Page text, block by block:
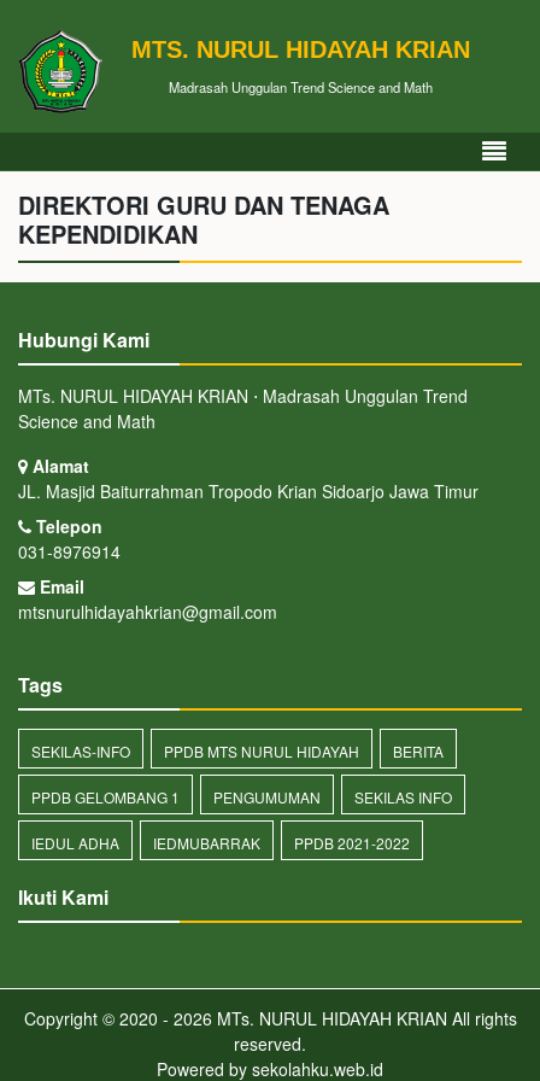
MTS. NURUL HIDAYAH KRIAN
Madrasah Unggulan Trend Science and Math
DIREKTORI GURU DAN TENAGA
KEPENDIDIKAN
Hubungi Kami
MTs. NURUL HIDAYAH KRIAN ⋅ Madrasah Unggulan Trend
Science and Math
Alamat
JL. Masjid Baiturrahman Tropodo Krian Sidoarjo Jawa Timur
Telepon
031-8976914
Email
mtsnurulhidayahkrian@gmail.com
Tags
SEKILAS-INFO PPDB MTS NURUL HIDAYAH BERITA
PPDB GELOMBANG 1 PENGUMUMAN SEKILAS INFO
IEDUL ADHA IEDMUBARRAK PPDB 2021-2022
Ikuti Kami
Copyright © 2020 - 2026 MTs. NURUL HIDAYAH KRIAN All rights
reserved.
Powered by sekolahku.web.id